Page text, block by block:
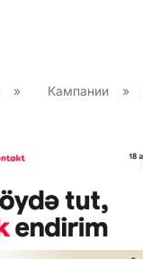
» Кампании »